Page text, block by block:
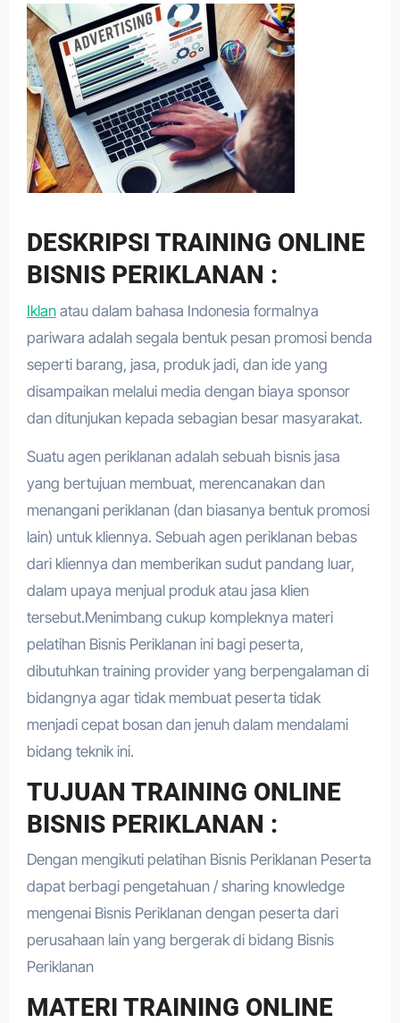
DESKRIPSI TRAINING ONLINE
BISNIS PERIKLANAN :
Iklanatau dalam bahasa Indonesia formalnya
pariwara adalah segala bentuk pesan promosi benda
seperti barang, jasa, produk jadi, dan ide yang
disampaikan melalui media dengan biaya sponsor
dan ditunjukan kepada sebagian besar masyarakat.
Suatu agen periklanan adalah sebuah bisnis jasa
yang bertujuan membuat, merencanakan dan
menangani periklanan (dan biasanya bentuk promosi
lain) untuk kliennya. Sebuah agen periklanan bebas
dari kliennya dan memberikan sudut pandang luar,
dalam upaya menjual produk atau jasa klien
tersebut.Menimbang cukup kompleknya materi
pelatihan Bisnis Periklanan ini bagi peserta,
dibutuhkan training provider yang berpengalaman di
bidangnya agar tidak membuat peserta tidak
menjadi cepat bosan dan jenuh dalam mendalami
bidang teknik ini.
TUJUAN TRAINING ONLINE
BISNIS PERIKLANAN :
Dengan mengikuti pelatihan Bisnis Periklanan Peserta
dapat berbagi pengetahuan / sharing knowledge
mengenai Bisnis Periklanan dengan peserta dari
perusahaan lain yang bergerak di bidang Bisnis
Periklanan
MATERI TRAINING ONLINE